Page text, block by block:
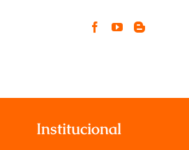
Institucional